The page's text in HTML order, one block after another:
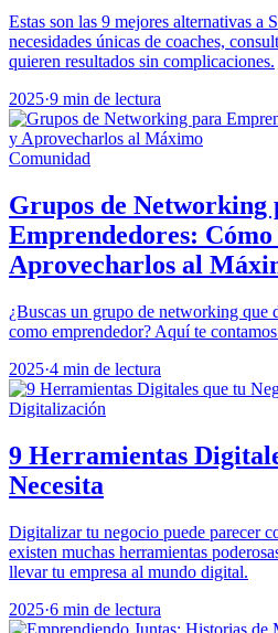
Estas son las 9 mejores alternativas a
necesidades únicas de coaches,
quieren resultados sin complicaciones.
2025·9 min de lectura
Comunidad
Grupos de Networking
Emprendedores:
Aprovecharlos al
¿Buscas un grupo de networking que
como emprendedor? Aquí te
2025·4 min de lectura
Digitalización
9 Herramientas
Necesita
Digitalizar tu negocio puede parecer
existen muchas herramientas
llevar tu empresa al mundo digital.
2025·6 min de lectura